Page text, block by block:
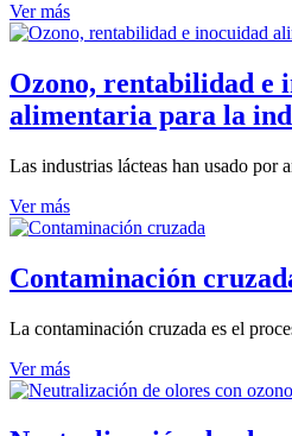
Ver más
Ozono, rentabilidad e
alimentaria para la
Las industrias lácteas han usado por
Ver más
Contaminación
La contaminación cruzada es el
Ver más